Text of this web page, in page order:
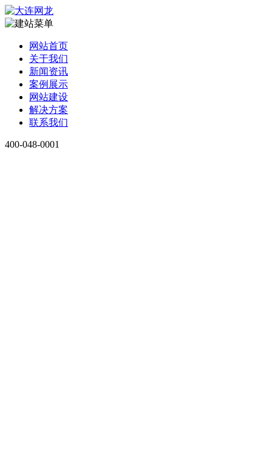
网站首页
关于我们
新闻资讯
案例展示
网站建设
解决方案
联系我们
400-048-0001